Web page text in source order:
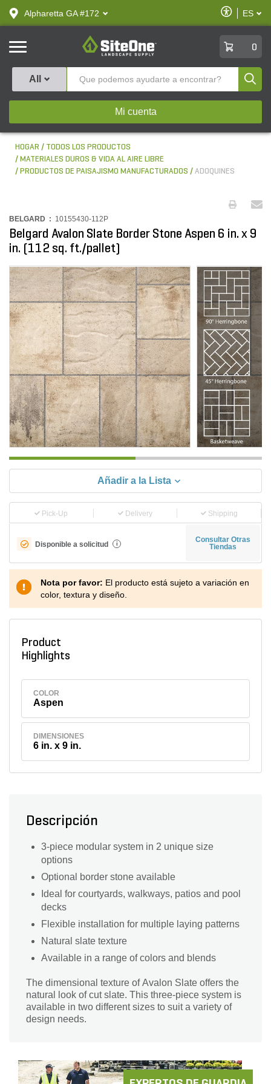
text.skipToContent
text.skipToNavigation
Alpharetta GA #172
Habilitar
ES
SiteOne
0
All
Mi cuenta
HOGAR
TODOS LOS PRODUCTOS
MATERIALES DUROS & VIDA AL AIRE LIBRE
PRODUCTOS DE PAISAJISMO MANUFACTURADOS
ADOQUINES
BELGARD : 10155430-112P
Belgard Avalon Slate Border Stone Aspen 6 in. x 9
in. (112 sq. ft./pallet)
Añadir a la Lista
Pick-Up Delivery Shipping
Disponible a solicitud i
Consultar Otras
Tiendas
Nota por favor: El producto está sujeto a variación en
color, textura y diseño.
Product
Highlights
COLOR
Aspen
DIMENSIONES
6 in. x 9 in.
Descripción
3-piece modular system in 2 unique size
options
Optional border stone available
Ideal for courtyards, walkways, patios and pool
decks
Flexible installation for multiple laying patterns
Natural slate texture
Available in a range of colors and blends
The dimensional texture of Avalon Slate offers the
natural look of cut slate. This three-piece system is
available in two different sizes to suit a variety of
design needs.